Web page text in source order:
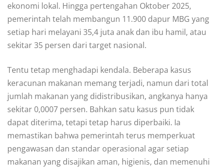
ekonomi lokal. Hingga pertengahan Oktober 2025,
pemerintah telah membangun 11.900 dapur MBG yang
setiap hari melayani 35,4 juta anak dan ibu hamil, atau
sekitar 35 persen dari target nasional.
Tentu tetap menghadapi kendala. Beberapa kasus
keracunan makanan memang terjadi, namun dari total
jumlah makanan yang didistribusikan, angkanya hanya
sekitar 0,0007 persen. Bahkan satu kasus pun tidak
dapat diterima, tetapi tetap harus diperbaiki. Ia
memastikan bahwa pemerintah terus memperkuat
pengawasan dan standar operasional agar setiap
makanan yang disajikan aman, higienis, dan memenuhi